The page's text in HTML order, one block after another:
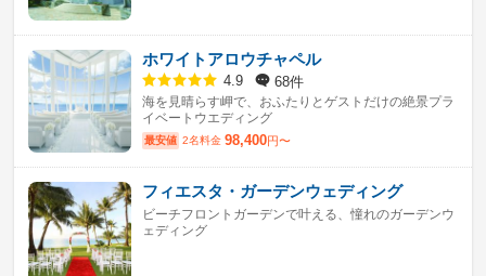
ホワイトアロウチャペル
4.9 68件
海を見晴らす岬で、おふたりとゲストだけの絶景プラ
イベートウエディング
最安値 2名料金 98,400円〜
フィエスタ・ガーデンウェディング
ビーチフロントガーデンで叶える、憧れのガーデンウ
ェディング